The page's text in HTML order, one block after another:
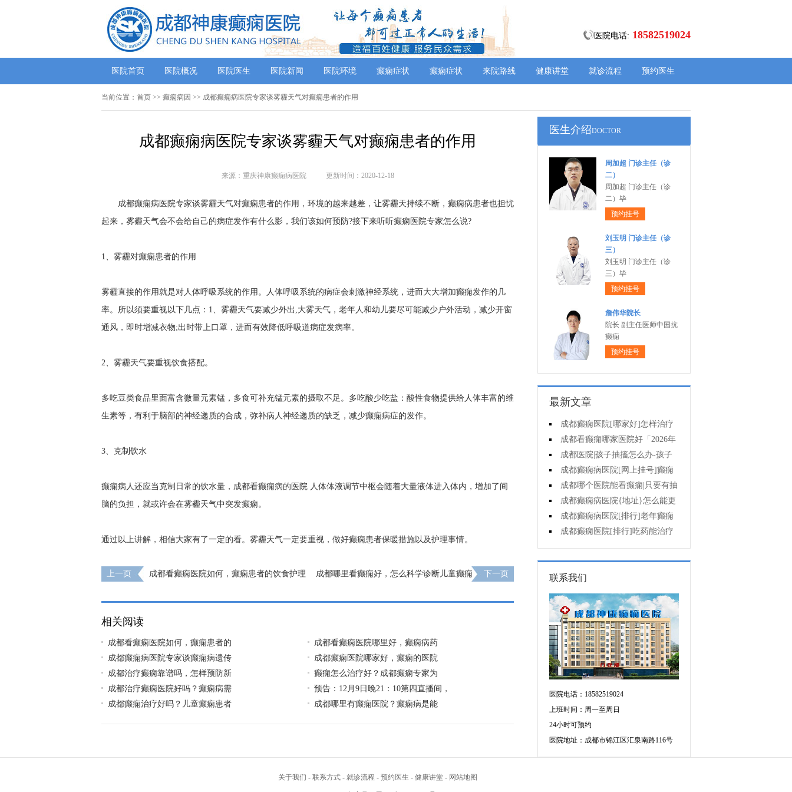
医院电话: 18582519024
医院首页 医院概况 医院医生 医院新闻 医院环境 癫痫症状 癫痫症状 来院路线 健康讲堂 就诊流程 预约医生
当前位置： 首页 >> 癫痫病因 >> 成都癫痫病医院专家谈雾霾天气对癫痫患者的作用
成都癫痫病医院专家谈雾霾天气对癫痫患者的作用
来源：重庆神康癫痫病医院 更新时间：2020-12-18
成都癫痫病医院专家谈雾霾天气对癫痫患者的作用，环境的越来越差，让雾霾天持续不断，癫痫病患者也担忧
起来，雾霾天气会不会给自己的病症发作有什么影，我们该如何预防?接下来听听癫痫医院专家怎么说?
1、雾霾对癫痫患者的作用
雾霾直接的作用就是对人体呼吸系统的作用。人体呼吸系统的病症会刺激神经系统，进而大大增加癫痫发作的几
率。所以须要重视以下几点：1、雾霾天气要减少外出,大雾天气，老年人和幼儿要尽可能减少户外活动，减少开窗
通风，即时增减衣物;出时带上口罩，进而有效降低呼吸道病症发病率。
2、雾霾天气要重视饮食搭配。
多吃豆类食品里面富含微量元素锰，多食可补充锰元素的摄取不足。多吃酸少吃盐：酸性食物提供给人体丰富的维
生素等，有利于脑部的神经递质的合成，弥补病人神经递质的缺乏，减少癫痫病症的发作。
3、克制饮水
癫痫病人还应当克制日常的饮水量， 成都看癫痫病的医院 人体体液调节中枢会随着大量液体进入体内，增加了间
脑的负担，就或许会在雾霾天气中突发癫痫。
通过以上讲解，相信大家有了一定的看。雾霾天气一定要重视，做好癫痫患者保暖措施以及护理事情。
上一页
成都看癫痫医院如何，癫痫患者的饮食护理
成都哪里看癫痫好，怎么科学诊断儿童癫痫 下一页
相关阅读
成都看癫痫医院如何，癫痫患者的
成都看癫痫医院哪里好，癫痫病药
成都癫痫病医院专家谈癫痫病遗传
成都癫痫医院哪家好，癫痫的医院
成都治疗癫痫靠谱吗，怎样预防新
癫痫怎么治疗好？成都癫痫专家为
成都治疗癫痫医院好吗？癫痫病需
预告：12月9日晚21：10第四直播间，
成都癫痫治疗好吗？儿童癫痫患者
成都哪里有癫痫医院？癫痫病是能
医生介绍DOCTOR
周加超 门诊主任（诊
二）
周加超 门诊主任（诊
二）毕
预约挂号
刘玉明 门诊主任（诊
三）
刘玉明 门诊主任（诊
三）毕
预约挂号
詹伟华院长
院长 副主任医师中国抗
癫痫
预约挂号
最新文章
成都癫痫医院[哪家好]怎样治疗
癫痫可以好?
成都看癫痫哪家医院好「2026年
度公布」癫痫病人的饮食禁忌
成都医院|孩子抽搐怎么办-孩子
得癫痫后能出门吗?
成都癫痫病医院[网上挂号]癫痫
对孩子的伤害有什么?
成都哪个医院能看癫痫|只要有抽
搐就是癫痫病吗?
成都癫痫病医院{地址}怎么能更
有效治癫痫?
成都癫痫病医院[排行]老年癫痫
增多的原因是什么?
成都癫痫医院[排行]吃药能治疗
好癫痫吗?
联系我们
医院电话：18582519024
上班时间：周一至周日
24小时可预约
医院地址：成都市锦江区汇泉南路116号
关于我们 - 联系方式 - 就诊流程 - 预约医生 - 健康讲堂 - 网站地图